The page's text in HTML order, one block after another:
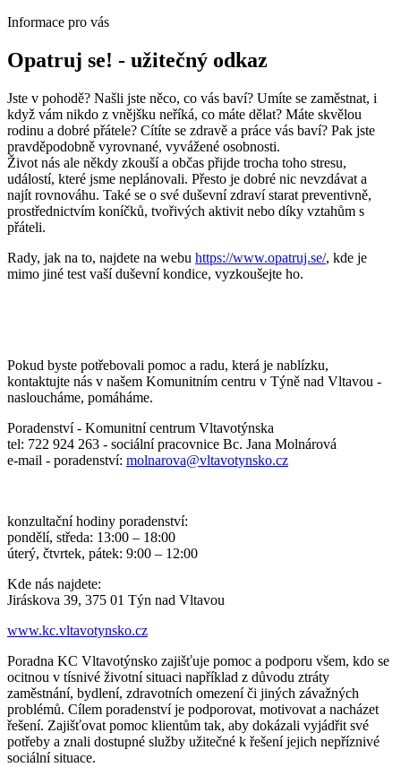
Informace pro vás
Opatruj se! - užitečný odkaz
Jste v pohodě? Našli jste něco, co vás baví? Umíte se zaměstnat, i
když vám nikdo z vnějšku neříká, co máte dělat? Máte skvělou
rodinu a dobré přátele? Cítíte se zdravě a práce vás baví? Pak jste
pravděpodobně vyrovnané, vyvážené osobnosti.
Život nás ale někdy zkouší a občas přijde trocha toho stresu,
událostí, které jsme neplánovali. Přesto je dobré nic nevzdávat a
najít rovnováhu. Také se o své duševní zdraví starat preventivně,
prostřednictvím koníčků, tvořivých aktivit nebo díky vztahům s
přáteli.
Rady, jak na to, najdete na webu https://www.opatruj.se/, kde je
mimo jiné test vaší duševní kondice, vyzkoušejte ho.
Pokud byste potřebovali pomoc a radu, která je nablízku,
kontaktujte nás v našem Komunitním centru v Týně nad Vltavou -
nasloucháme, pomáháme.
Poradenství - Komunitní centrum Vltavotýnska
tel: 722 924 263 - sociální pracovnice Bc. Jana Molnárová
e-mail - poradenství: molnarova@vltavotynsko.cz
konzultační hodiny poradenství:
pondělí, středa: 13:00 – 18:00
úterý, čtvrtek, pátek: 9:00 – 12:00
Kde nás najdete:
Jiráskova 39, 375 01 Týn nad Vltavou
www.kc.vltavotynsko.cz
Poradna KC Vltavotýnsko zajišťuje pomoc a podporu všem, kdo se
ocitnou v tísnivé životní situaci například z důvodu ztráty
zaměstnání, bydlení, zdravotních omezení či jiných závažných
problémů. Cílem poradenství je podporovat, motivovat a nacházet
řešení. Zajišťovat pomoc klientům tak, aby dokázali vyjádřit své
potřeby a znali dostupné služby užitečné k řešení jejich nepříznivé
sociální situace.